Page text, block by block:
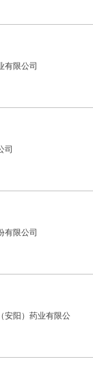
二类器械.6841医
保健品
有限公司
司
有限公司
安阳）药业有限公